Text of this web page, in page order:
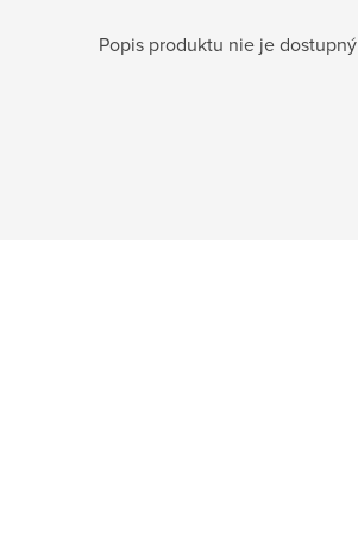
Popis produktu nie je dostupný